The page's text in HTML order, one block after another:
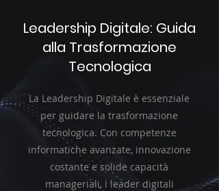
Leadership Digitale: Guida
alla Trasformazione
Tecnologica
La Leadership Digitale è essenziale
per guidare la trasformazione
tecnologica. Con competenze
informatiche avanzate, innovazione
costante e solide capacità
manageriali, i leader digitali